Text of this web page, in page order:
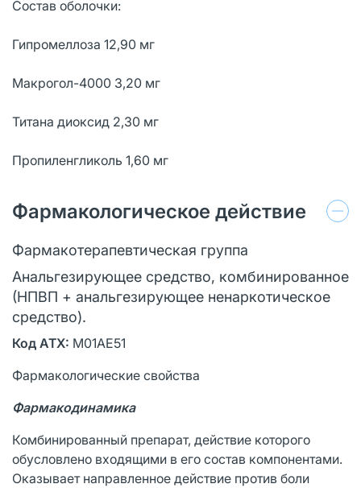
Состав оболочки:
Гипромеллоза 12,90 мг
Макрогол-4000 3,20 мг
Титана диоксид 2,30 мг
Пропиленгликоль 1,60 мг
Фармакологическое действие
Фармакотерапевтическая группа
Анальгезирующее средство, комбинированное
(НПВП + анальгезирующее ненаркотическое
средство).
Код АТХ: М01АЕ51
Фармакологические свойства
Фармакодинамика
Комбинированный препарат, действие которого
обусловлено входящими в его состав компонентами.
Оказывает направленное действие против боли